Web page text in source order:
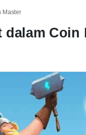
Master
dalam Coin